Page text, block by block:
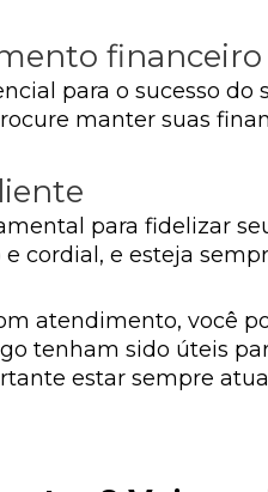
financeiro
para o sucesso
manter suas
para fidelizar
cordial, e esteja
atendimento, você
tenham sido úteis
estar sempre